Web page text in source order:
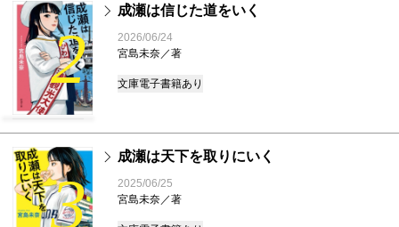
2
成瀬は信じた道をいく
2026/06/24
宮島未奈／著
文庫電子書籍あり
3
成瀬は天下を取りにいく
2025/06/25
宮島未奈／著